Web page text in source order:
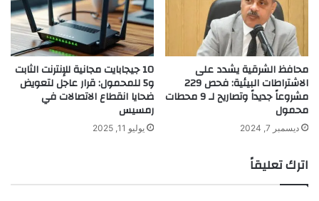
محافظ الشرقية يشدد على
الاشتراطات البيئية: فحص 229
مشروعاً جديداً وتصاريح لـ 9 محطات
محمول
ديسمبر 7, 2024
10 جيجابايت مجانية للإنترنت الثابت
و5 للمحمول: قرار عاجل لتعويض
ضحايا انقطاع الاتصالات في
رمسيس
يوليو 11, 2025
اترك تعليقاً